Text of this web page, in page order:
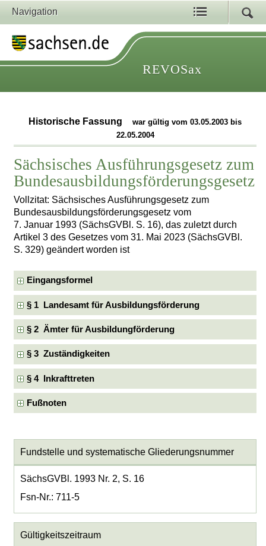
Navigation
REVOSax
Historische Fassung
war gültig vom 03.05.2003 bis
22.05.2004
Sächsisches Ausführungsgesetz zum
Bundesausbildungsförderungsgesetz
Vollzitat: Sächsisches Ausführungsgesetz zum
Bundesausbildungsförderungsgesetz vom
7. Januar 1993 (SächsGVBl. S. 16), das zuletzt durch
Artikel 3 des Gesetzes vom 31. Mai 2023 (SächsGVBl.
S. 329) geändert worden ist
Eingangsformel
§ 1 Landesamt für Ausbildungsförderung
§ 2 Ämter für Ausbildungförderung
§ 3 Zuständigkeiten
§ 4 Inkrafttreten
Fußnoten
Fundstelle und systematische Gliederungsnummer
SächsGVBl. 1993 Nr. 2, S. 16
Fsn-Nr.: 711-5
Gültigkeitszeitraum